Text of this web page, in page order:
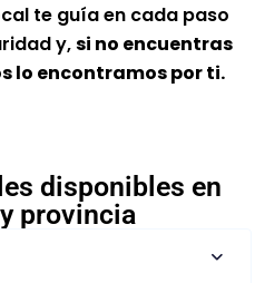
te guía en cada paso
y,si no encuentras
lo encontramos por ti.
disponibles en
provincia